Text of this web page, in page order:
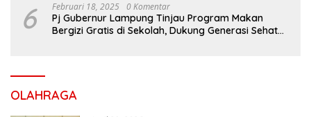
6 Februari 18, 2025 0 Komentar
Pj Gubernur Lampung Tinjau Program Makan
Bergizi Gratis di Sekolah, Dukung Generasi Sehat
OLAHRAGA